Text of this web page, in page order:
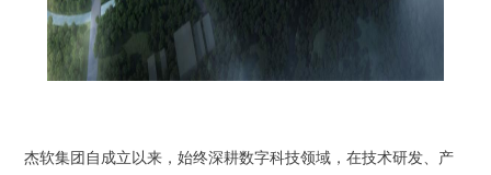
杰软集团自成立以来，始终深耕数字科技领域，在技术研发、产